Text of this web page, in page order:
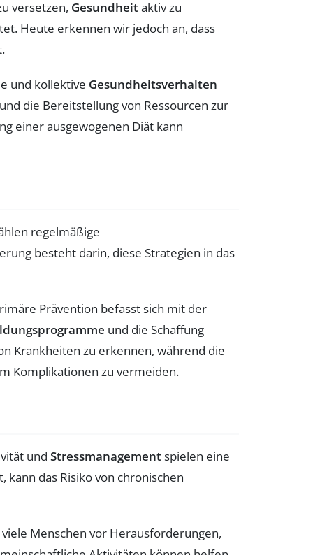
versetzen, Gesundheitaktiv zu
Heute erkennen wir jedoch an, dass
und kollektive Gesundheitsverhalten
die Bereitstellung von Ressourcen zur
einer ausgewogenen Diät kann
regelmäßige
besteht darin, diese Strategien in das
Prävention befasst sich mit der
und die Schaffung
Krankheiten zu erkennen, während die
Komplikationen zu vermeiden.
und Stressmanagementspielen eine
das Risiko von chronischen
Menschen vor Herausforderungen,